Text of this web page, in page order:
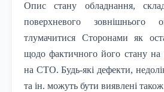
Опис стану обладнання,
поверхневого
тлумачитися Сторонами як
щодо фактичного його стану
на СТО. Будь-які дефекти,
та ін. можуть бути виявлені